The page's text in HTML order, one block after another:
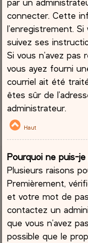
connecter. Cette
l’enregistrement.
suivez ses
Si vous n’avez
vous ayez fourni
courriel ait été
êtes sûr de
administrateur.
Haut
Pourquoi ne puis-
Plusieurs raisons
Premièrement,
et votre mot de
contactez un
que vous n’avez
possible que le